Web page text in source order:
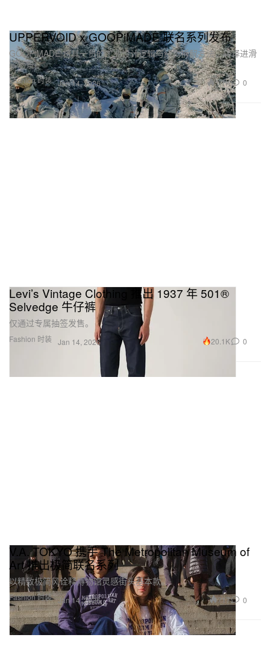
Fashion 时装
UPPERVOID x GOOPiMADE 联名系列发布
GOOPiMADE 将其一贯的工业设计逻辑与结构拆解方法，转译进滑
雪场景。
Jan 14, 2026 1.1K 0
Fashion 时装
Levi’s Vintage Clothing 推出 1937 年 501®
Selvedge 牛仔裤
仅通过专属抽签发售。
Jan 14, 2026 20.1K 0
Fashion 时装
V.A. TOKYO 携手 The Metropolitan Museum of
Art 推出极简联名系列
以精致极简风诠释博物馆灵感街头基本款。
Jan 14, 2026 717 0